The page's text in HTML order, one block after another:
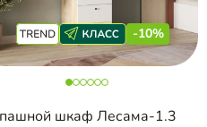
-10%
шкаф Лесама-1.3